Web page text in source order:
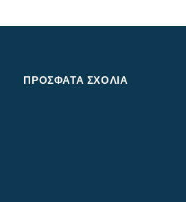
ΠΡΌΣΦΑΤΑ ΣΧΌΛΙΑ